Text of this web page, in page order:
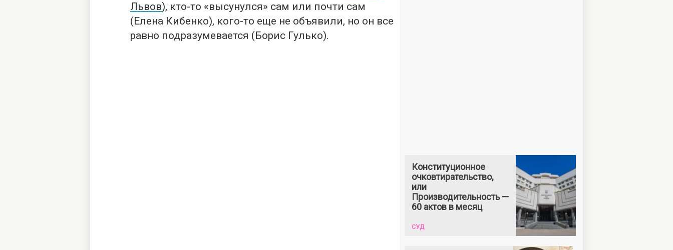
Львов), кто-то «высунулся» сам или почти сам
(Елена Кибенко), кого-то еще не объявили, но он все
равно подразумевается (Борис Гулько).
Конституционное
очковтирательство,
или
Производительность —
60 актов в месяц
СУД